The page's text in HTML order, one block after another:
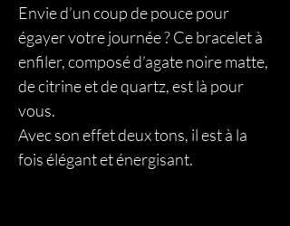
Envie d’un coup de pouce pour
égayer votre journée ? Ce bracelet à
enfiler, composé d’agate noire matte,
de citrine et de quartz, est là pour
vous.
Avec son effet deux tons, il est à la
fois élégant et énergisant.